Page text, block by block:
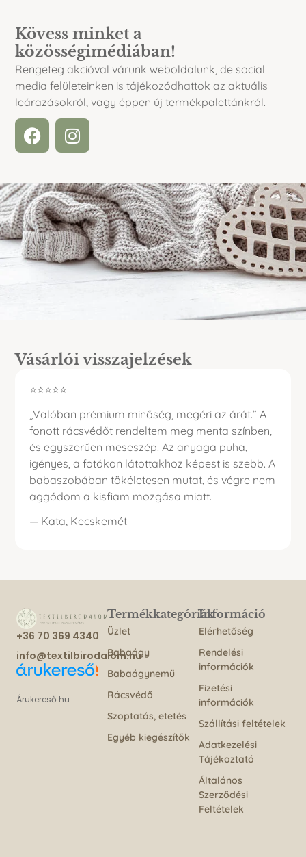
Kövess minket a
közösségimédiában!
Rengeteg akcióval várunk weboldalunk, de social
media felületeinken is tájékozódhattok az aktuális
leárazásokról, vagy éppen új termékpalettánkról.
Vásárlói visszajelzések
⭐⭐⭐⭐⭐
„Valóban prémium minőség, megéri az árát.” A
fonott rácsvédőt rendeltem meg menta színben,
és egyszerűen meseszép. Az anyaga puha,
igényes, a fotókon látottakhoz képest is szebb. A
babaszobában tökéletesen mutat, és végre nem
aggódom a kisfiam mozgása miatt.
— Kata, Kecskemét
+36 70 369 4340
info@textilbirodalom.hu
Árukereső.hu
Termékkategóriák
Üzlet
Babaágy
Babaágynemű
Rácsvédő
Szoptatás, etetés
Egyéb kiegészítők
Információ
Elérhetőség
Rendelési
információk
Fizetési
információk
Szállítási feltételek
Adatkezelési
Tájékoztató
Általános
Szerződési
Feltételek